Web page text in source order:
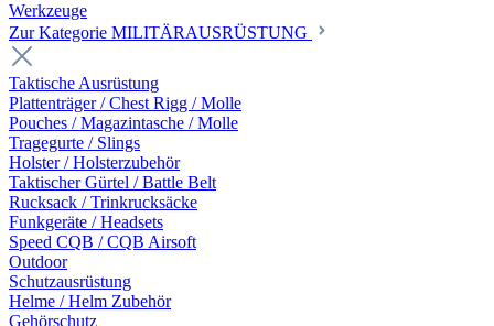
Werkzeuge
Zur Kategorie MILITÄRAUSRÜSTUNG
Taktische Ausrüstung
Plattenträger / Chest Rigg / Molle
Pouches / Magazintasche / Molle
Tragegurte / Slings
Holster / Holsterzubehör
Taktischer Gürtel / Battle Belt
Rucksack / Trinkrucksäcke
Funkgeräte / Headsets
Speed CQB / CQB Airsoft
Outdoor
Schutzausrüstung
Helme / Helm Zubehör
Gehörschutz